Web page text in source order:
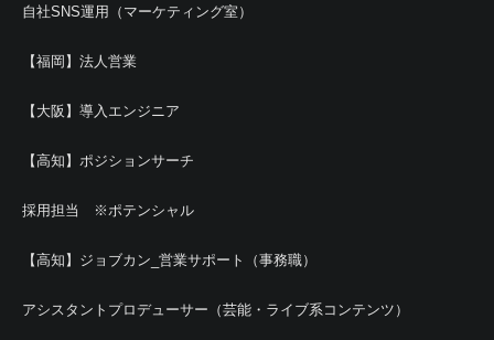
自社SNS運用（マーケティング室）
【福岡】法人営業
【大阪】導入エンジニア
【高知】ポジションサーチ
採用担当 ※ポテンシャル
【高知】ジョブカン_営業サポート（事務職）
アシスタントプロデューサー（芸能・ライブ系コンテンツ）